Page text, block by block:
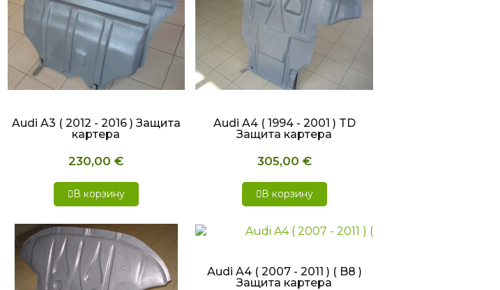
БЫСТРЫЙ ПРОСМОТР
Audi A3 ( 2012 - 2016 ) Защита
картера
230,00 €
В корзину
БЫСТРЫЙ ПРОСМОТР
Audi A4 ( 1994 - 2001 ) TD
Защита картера
305,00 €
В корзину
БЫСТРЫЙ ПРОСМОТР
Audi A4 ( 2007 - 2011 ) ( B8 )
Защита картера